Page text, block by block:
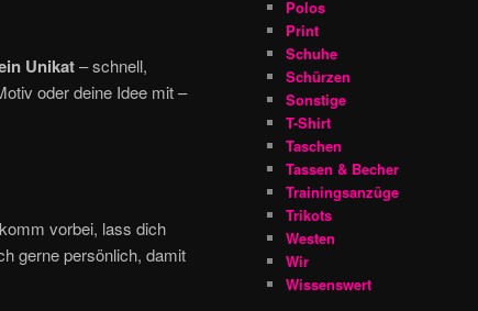
Unikat– schnell,
oder deine Idee mit –
vorbei, lass dich
gerne persönlich, damit
Polos
Print
Schuhe
Schürzen
Sonstige
T-Shirt
Taschen
Tassen & Becher
Trainingsanzüge
Trikots
Westen
Wir
Wissenswert